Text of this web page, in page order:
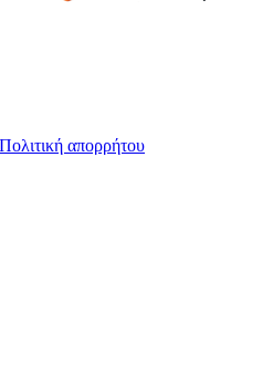
Πολιτική απορρήτου